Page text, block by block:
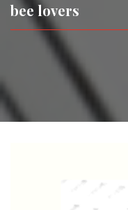
bee lovers